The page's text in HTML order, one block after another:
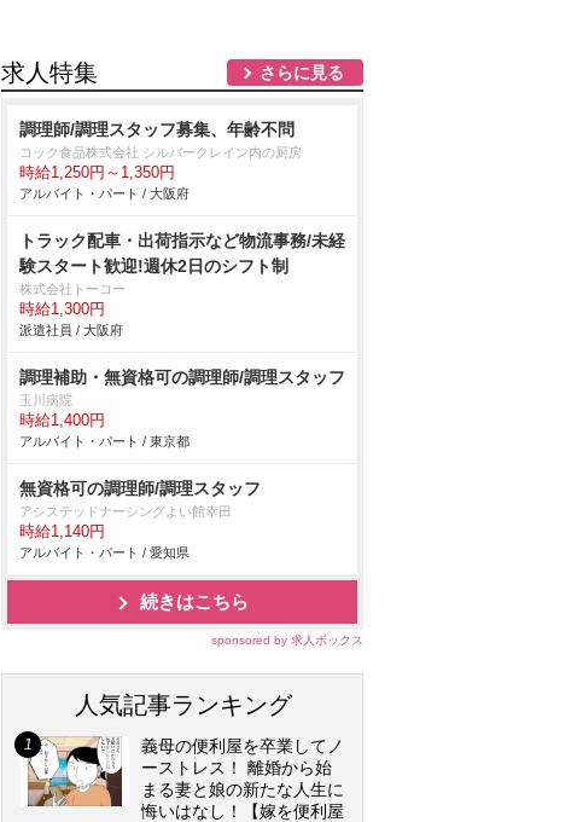
求人特集 さらに見る
調理師/調理スタッフ募集、年齢不問
コック食品株式会社 シルバークレイン内の厨房
時給1,250円～1,350円
アルバイト・パート / 大阪府
トラック配車・出荷指示など物流事務/未経
験スタート歓迎!週休2日のシフト制
株式会社トーコー
時給1,300円
派遣社員 / 大阪府
調理補助・無資格可の調理師/調理スタッフ
玉川病院
時給1,400円
アルバイト・パート / 東京都
無資格可の調理師/調理スタッフ
アシステッドナーシングよい館幸田
時給1,140円
アルバイト・パート / 愛知県
続きはこちら
sponsored by 求人ボックス
人気記事ランキング
義母の便利屋を卒業してノ
ーストレス！ 離婚から始
まる妻と娘の新たな人生に
悔いはなし！【嫁を便利屋